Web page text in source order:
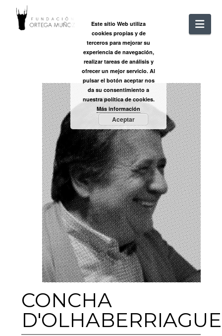
ORTEGA
MUÑOZ
CONCHA
D'OLHABERRIAGUE
Este sitio Web utiliza
cookies propias y de
terceros para mejorar su
experiencia de navegación,
realizar tareas de análisis y
ofrecer un mejor servicio. Al
pulsar el botón aceptar nos
da su consentimiento a
nuestra política de cookies.
Más información
Aceptar